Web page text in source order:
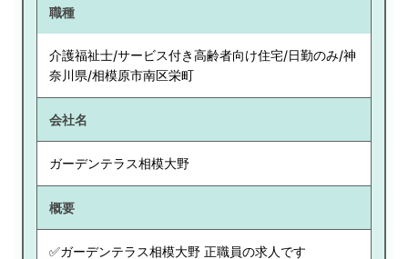
職種
介護福祉士/サービス付き高齢者向け住宅/日勤のみ/神
奈川県/相模原市南区栄町
会社名
ガーデンテラス相模大野
概要
✅ガーデンテラス相模大野 正職員の求人です